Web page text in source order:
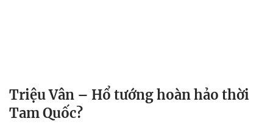
Triệu Vân – Hổ tướng hoàn hảo thời
Tam Quốc?